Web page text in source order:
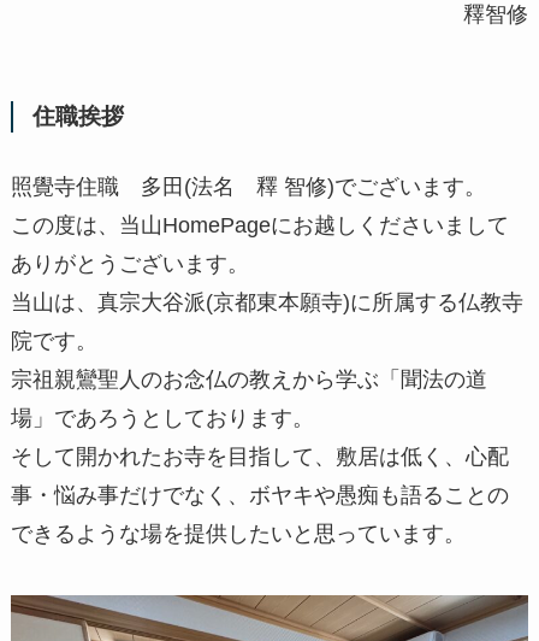
釋智修
住職挨拶
照覺寺住職 多田(法名 釋 智修)でございます。
この度は、当山HomePageにお越しくださいまして
ありがとうございます。
当山は、真宗大谷派(京都東本願寺)に所属する仏教寺
院です。
宗祖親鸞聖人のお念仏の教えから学ぶ「聞法の道
場」であろうとしております。
そして開かれたお寺を目指して、敷居は低く、心配
事・悩み事だけでなく、ボヤキや愚痴も語ることの
できるような場を提供したいと思っています。